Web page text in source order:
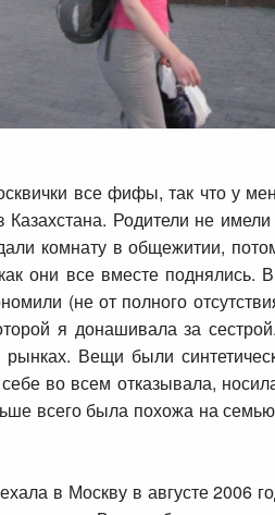
все фифы, так что у
Родители не
комнату в общежитии,
они все вместе
(не от полного
я донашивала за
рынках. Вещи были
во всем отказывала,
всего была похожа на
в Москву в августе 2006